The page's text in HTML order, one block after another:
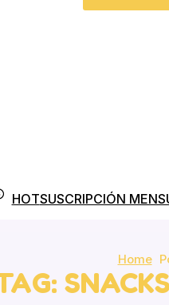
SUSCRIPCIÓN
HOT
Home